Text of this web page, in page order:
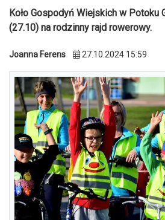
Koło Gospodyń Wiejskich w Potoku
(27.10) na rodzinny rajd rowerowy.
Joanna Ferens 27.10.2024 15:59